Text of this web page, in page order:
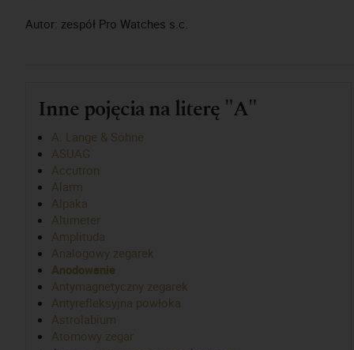
Autor: zespół Pro Watches s.c.
Inne pojęcia na literę "A"
A. Lange & Söhne
ASUAG
Accutron
Alarm
Alpaka
Altimeter
Amplituda
Analogowy zegarek
Anodowanie
Antymagnetyczny zegarek
Antyrefleksyjna powłoka
Astrolabium
Atomowy zegar